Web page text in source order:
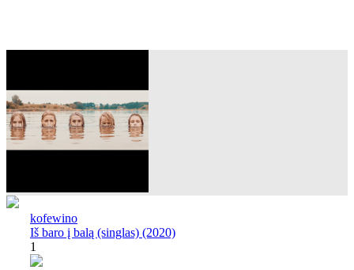
kofewino
Iš baro į balą (singlas) (2020)
1